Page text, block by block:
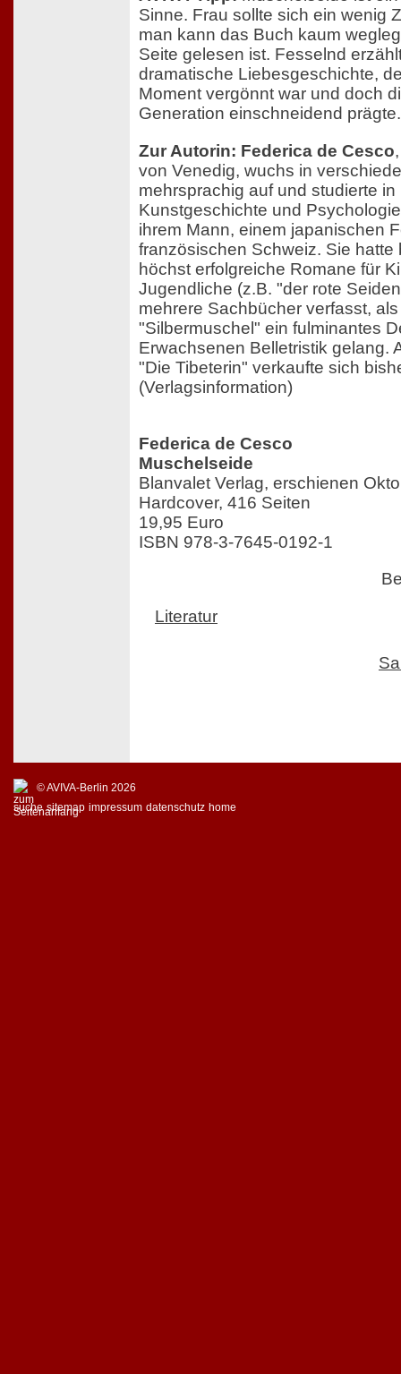
Sinne. Frau sollte sich ein wenig
man kann das Buch kaum
Seite gelesen ist. Fesselnd
dramatische Liebesgeschichte,
Moment vergönnt war und doch
Generation einschneidend prägte.
Zur Autorin: Federica de Cesco
von Venedig, wuchs in
mehrsprachig auf und studierte in
Kunstgeschichte und
ihrem Mann, einem japanischen
französischen Schweiz. Sie hatte
höchst erfolgreiche Romane für
Jugendliche (z.B. "der rote
mehrere Sachbücher verfasst,
"Silbermuschel" ein fulminantes
Erwachsenen Belletristik gelang.
"Die Tibeterin" verkaufte sich
(Verlagsinformation)
Federica de Cesco
Muschelseide
Blanvalet Verlag, erschienen
Hardcover, 416 Seiten
19,95 Euro
ISBN 978-3-7645-0192-1
Literatur
© AVIVA-Berlin 2026
suche sitemap impressum datenschutz home